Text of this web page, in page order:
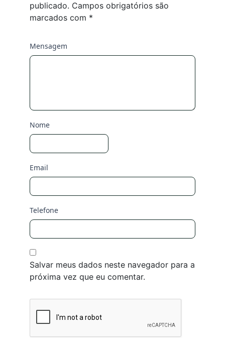
publicado. Campos obrigatórios são
marcados com *
Mensagem
Nome
Email
Telefone
Salvar meus dados neste navegador para a
próxima vez que eu comentar.